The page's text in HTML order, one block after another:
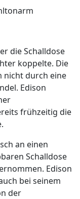
die Schalldose
koppelte. Die
nicht durch eine
Edison
frühzeitig die
an einen
Schalldose
Edison
bei seinem
der